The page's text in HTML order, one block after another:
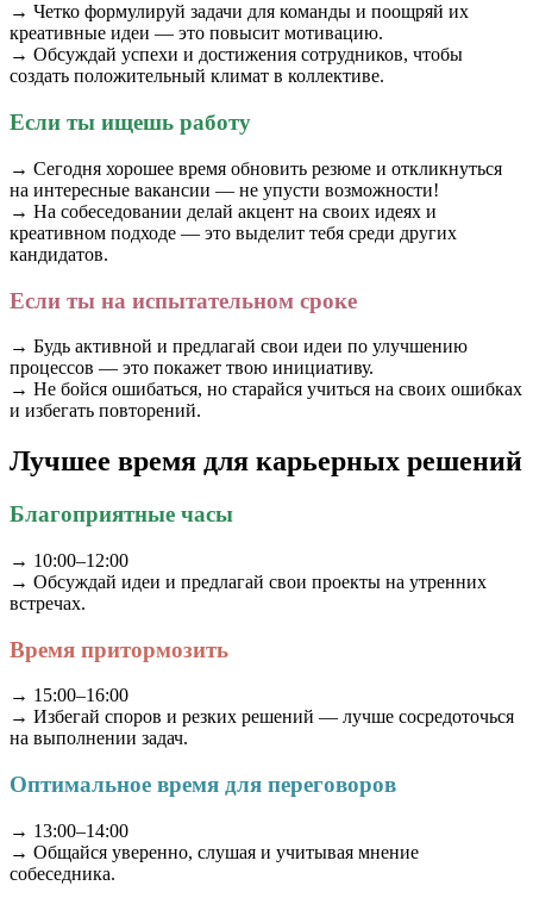
→ Четко формулируй задачи для команды и поощряй их
креативные идеи — это повысит мотивацию.
→ Обсуждай успехи и достижения сотрудников, чтобы
создать положительный климат в коллективе.
Если ты ищешь работу
→ Сегодня хорошее время обновить резюме и откликнуться
на интересные вакансии — не упусти возможности!
→ На собеседовании делай акцент на своих идеях и
креативном подходе — это выделит тебя среди других
кандидатов.
Если ты на испытательном сроке
→ Будь активной и предлагай свои идеи по улучшению
процессов — это покажет твою инициативу.
→ Не бойся ошибаться, но старайся учиться на своих ошибках
и избегать повторений.
Лучшее время для карьерных решений
Благоприятные часы
→ 10:00–12:00
→ Обсуждай идеи и предлагай свои проекты на утренних
встречах.
Время притормозить
→ 15:00–16:00
→ Избегай споров и резких решений — лучше сосредоточься
на выполнении задач.
Оптимальное время для переговоров
→ 13:00–14:00
→ Общайся уверенно, слушая и учитывая мнение
собеседника.